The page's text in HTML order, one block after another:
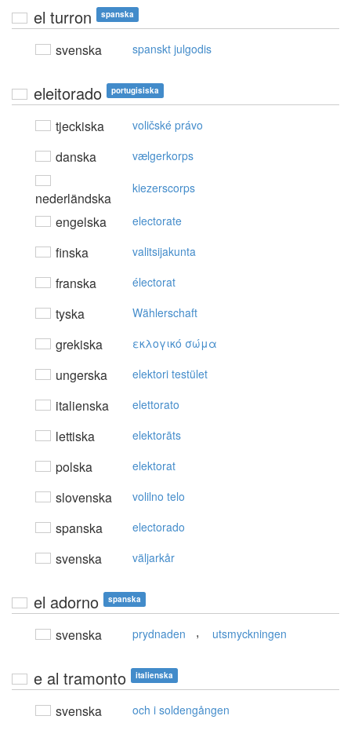
el turron spanska
svenska spanskt julgodis
eleitorado portugisiska
tjeckiska voličské právo
danska vælgerkorps
nederländska
kiezerscorps
engelska electorate
finska valitsijakunta
franska électorat
tyska Wählerschaft
grekiska εκλoγικό σώμα
ungerska elektori testület
italienska elettorato
lettiska elektorāts
polska elektorat
slovenska volilno telo
spanska electorado
svenska väljarkår
el adorno spanska
svenska prydnaden , utsmyckningen
e al tramonto italienska
svenska och i soldengången